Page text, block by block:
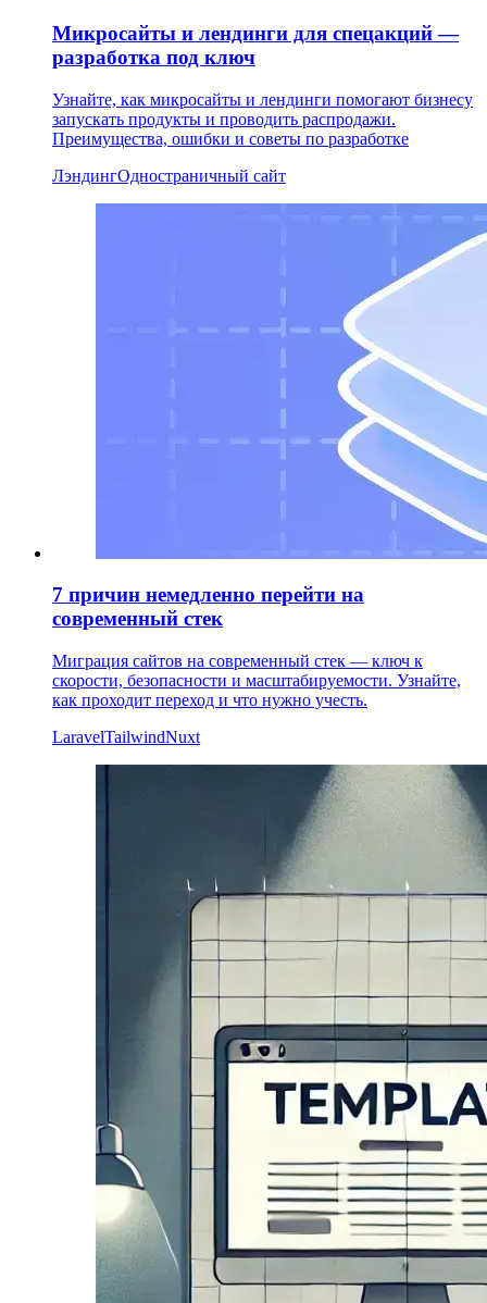
Микросайты и лендинги для спецакций —
разработка под ключ
Узнайте, как микросайты и лендинги помогают бизнесу
запускать продукты и проводить распродажи.
Преимущества, ошибки и советы по разработке
ЛэндингОдностраничный сайт
7 причин немедленно перейти на
современный стек
Миграция сайтов на современный стек — ключ к
скорости, безопасности и масштабируемости. Узнайте,
как проходит переход и что нужно учесть.
LaravelTailwindNuxt